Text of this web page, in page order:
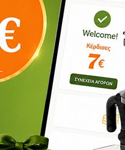
Φύτρα /